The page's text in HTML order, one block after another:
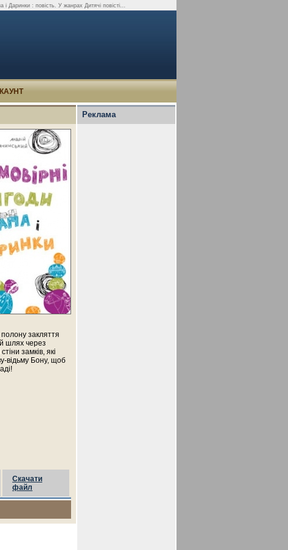
і Даринки : повість. У жанрах Дитячі повісті...
закляття
шлях через
замків, які
відьму Бону, щоб
Скачати
файл
Реклама